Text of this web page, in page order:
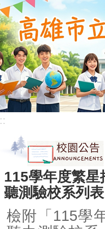
115學年度繁星
聽測驗校系列表
檢附「115學